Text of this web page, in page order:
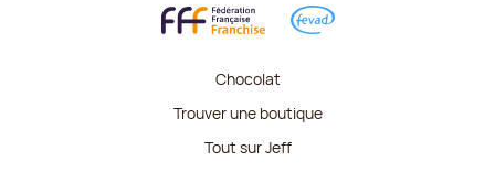
Chocolat
Trouver une boutique
Tout sur Jeff